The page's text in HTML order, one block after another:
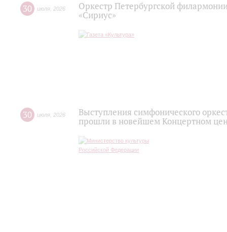
30 июля 2026
Оркестр Петербургской
«Сириус»
30 июля 2026
Выступления симфонического
прошли в новейшем Концертном